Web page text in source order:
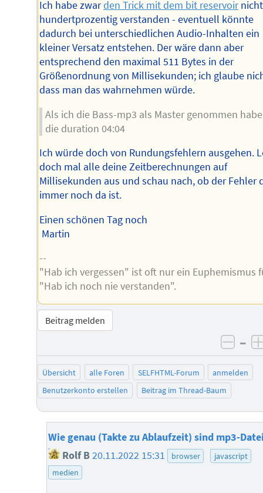
Ich habe zwarden Trick mit dem bit reservoirnicht
hundertprozentig verstanden - eventuell könnte
dadurch bei unterschiedlichen Audio-Inhalten ein
kleiner Versatz entstehen. Der wäre dann aber
entsprechend den maximal 511 Bytes in der
Größenordnung von Millisekunden; ich glaube
dass man das wahrnehmen würde.
Als ich die Bass-mp3 als Master genommen
die duration 04:04
Ich würde doch von Rundungsfehlern ausgehen.
doch mal alle deine Zeitberechnungen auf
Millisekunden aus und schau nach, ob der Fehler
immer noch da ist.
Einen schönen Tag noch
Martin
--
"Hab ich vergessen" ist oft nur ein Euphemismus
"Hab ich noch nie verstanden".
Beitrag melden
–
Übersicht alle Foren SELFHTML-Forum
anmelden
Benutzerkonto erstellen
Beitrag im Thread-Baum
Wie genau (Takte zu Ablaufzeit) sind mp3-
Rolf B20.11.2022 15:31 browser
javascript
medien